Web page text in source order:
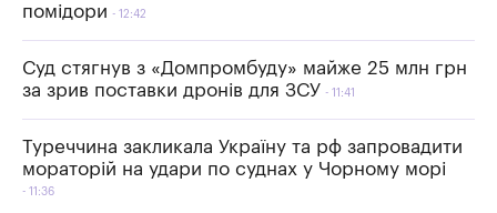
помідори
12:42
Суд стягнув з «Домпромбуду» майже 25 млн грн
за зрив поставки дронів для ЗСУ
11:41
Туреччина закликала Україну та рф запровадити
мораторій на удари по суднах у Чорному морі
11:36